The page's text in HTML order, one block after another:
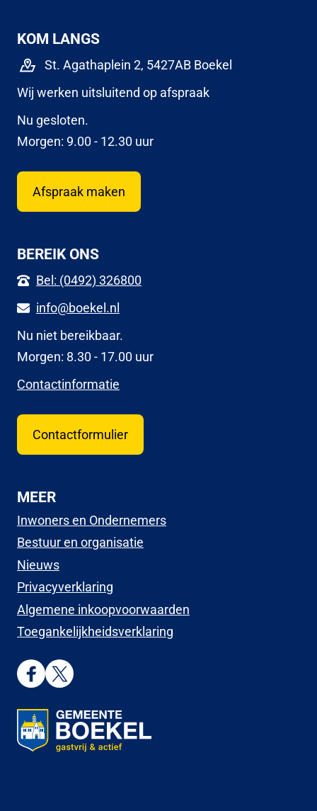
KOM LANGS
St. Agathaplein 2, 5427AB Boekel
Wij werken uitsluitend op afspraak
Nu gesloten.
Morgen: 9.00 - 12.30 uur
Afspraak maken
BEREIK ONS
Bel: (0492) 326800
info@boekel.nl
Nu niet bereikbaar.
Morgen: 8.30 - 17.00 uur
Contactinformatie
Contactformulier
MEER
Inwoners en Ondernemers
Bestuur en organisatie
Nieuws
Privacyverklaring
Algemene inkoopvoorwaarden
Toegankelijkheidsverklaring